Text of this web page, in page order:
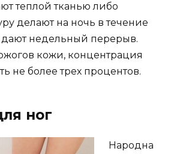
теплой тканью либо
делают на ночь в течение
дают недельный перерыв.
кожи, концентрация
не более трех процентов.
ног
Народна